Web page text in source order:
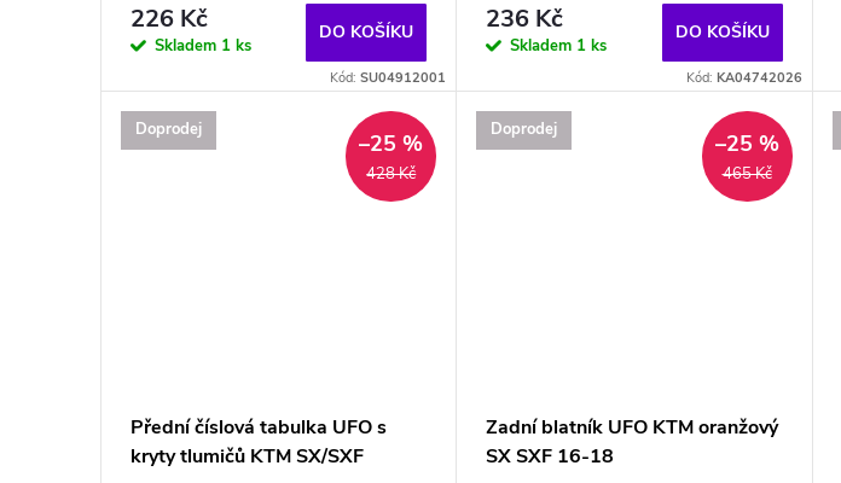
226 Kč
Skladem 1 ks
DO KOŠÍKU
Kód:SU04912001
236 Kč
Skladem 1 ks
DO KOŠÍKU
Kód: KA04742026
Doprodej
428 Kč
–25 %
Přední číslová tabulka UFO s
kryty tlumičů KTM SX/SXF
Doprodej
465 Kč
–25 %
Zadní blatník UFO KTM oranžový
SX SXF 16-18